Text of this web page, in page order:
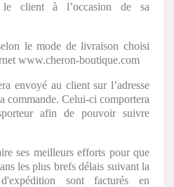
le client à l’occasion de sa
le mode de livraison choisi
www.cheron-boutique.com
envoyé au client sur l’adresse
commande. Celui-ci comportera
afin de pouvoir suivre
ses meilleurs efforts pour que
les plus brefs délais suivant la
sont facturés en